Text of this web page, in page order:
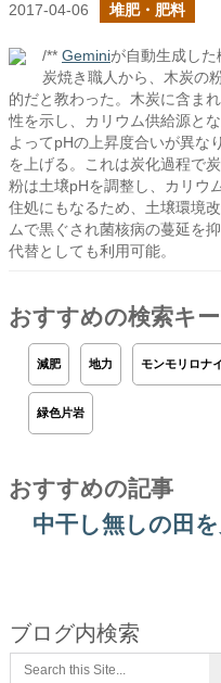
2017-04-06 堆肥・肥料
/** Geminiが自動生成した
炭焼き職人から、木炭の
的だと教わった。木炭に含ま
性を示し、カリウム供給源と
よってpHの上昇度合いが異な
を上げる。これは炭化過程で
粉は土壌pHを調整し、カリウ
住処にもなるため、土壌環境
ムで黒ぐされ菌核病の蔓延を
代替としても利用可能。
おすすめの検索キ
減肥 地力 モンモリロナ
緑色片岩
おすすめの記事
中干し無しの田
ブログ内検索